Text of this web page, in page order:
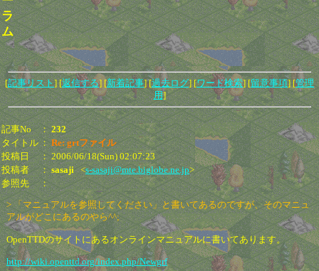
ラ
ム
[記事リスト ] [返信する] [新着記事][過去ログ] [ワード検索] [留意事項] [管理
用]
記事No ： 232
タイトル ： Re: grtファイル
投稿日
： 2006/06/18(Sun) 02:07:23
投稿者
： sasaji<s-sasaji@mte.biglobe.ne.jp>
参照先
：
> 「マニュアルを参照してください」と書いてあるのですが、そのマニュ
アルがどこにあるのやら^^;
OpenTTDのサイトにあるオンラインマニュアルに書いてあります。
http://wiki.openttd.org/index.php/Newgrf